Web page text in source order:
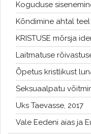
Koguduse
Kõndimine ahtal teel
KRISTUSE mõrsja
Laitmatuse
Õpetus kristlikust
Seksuaalpatu
Uks Taevasse, 2017
Vale Eedeni aias ja